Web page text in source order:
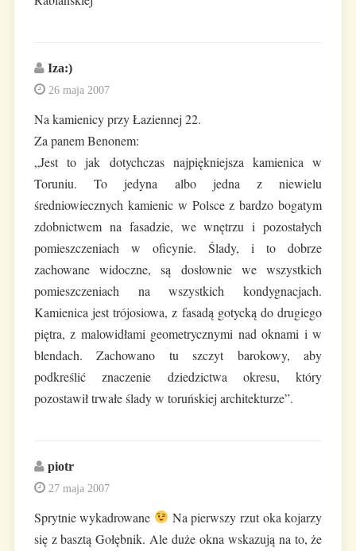
Iza:)
26 maja 2007
Na kamienicy przy Łaziennej 22.
Za panem Benonem:
„Jest to jak dotychczas najpiękniejsza kamienica w
Toruniu. To jedyna albo jedna z niewielu
średniowiecznych kamienic w Polsce z bardzo bogatym
zdobnictwem na fasadzie, we wnętrzu i pozostałych
pomieszczeniach w oficynie. Ślady, i to dobrze
zachowane widoczne, są dosłownie we wszystkich
pomieszczeniach na wszystkich kondygnacjach.
Kamienica jest trójosiowa, z fasadą gotycką do drugiego
piętra, z malowidłami geometrycznymi nad oknami i w
blendach. Zachowano tu szczyt barokowy, aby
podkreślić znaczenie dziedzictwa okresu, który
pozostawił trwałe ślady w toruńskiej architekturze”.
piotr
27 maja 2007
Sprytnie wykadrowane
Na pierwszy rzut oka kojarzy
się z basztą Gołębnik. Ale duże okna wskazują na to, że